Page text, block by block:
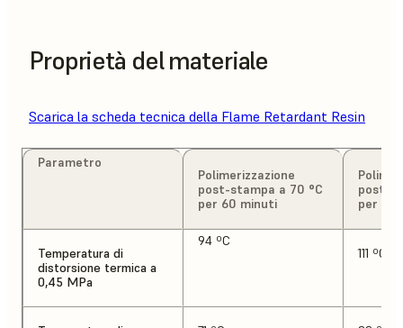
Proprietà del materiale
Scarica la scheda tecnica della Flame Retardant Resin
Parametro
Polimerizzazione
post-stampa a 70 °C
per 60 minuti
post-
per
Temperatura di
distorsione termica a
0,45 MPa
94 ºC
111 ºC